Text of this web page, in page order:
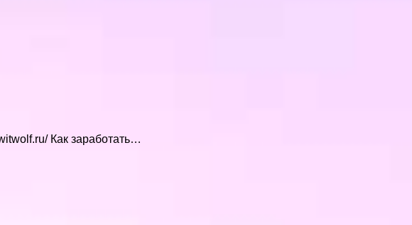
Как заработать…